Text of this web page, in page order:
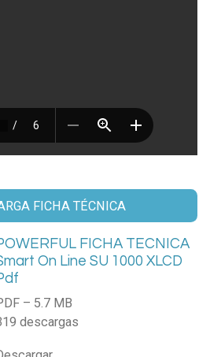
FICHA TÉCNICA
FICHA TECNICA
On Line SU 1000 XLCD
– 5.7 MB
descargas